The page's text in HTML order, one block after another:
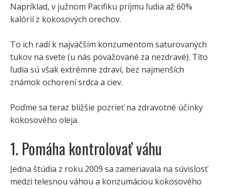
Napríklad, v južnom Pacifiku príjmu ľudia až 60%
kalórií z kokosových orechov.
To ich radí k najväčším konzumentom saturovaných
tukov na svete (u nás považované za nezdravé). Títo
ľudia sú však extrémne zdraví, bez najmenších
známok ochorení srdca a ciev.
Poďme sa teraz bližšie pozrieť na zdravotné účinky
kokosového oleja.
1. Pomáha kontrolovať váhu
Jedna štúdia z roku 2009 sa zameriavala na súvislosť
medzi telesnou váhou a konzumáciou kokosového